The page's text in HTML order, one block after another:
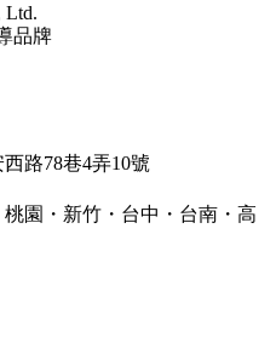
Ltd.
品牌
路78巷4弄10號
園・新竹・台中・台南・高